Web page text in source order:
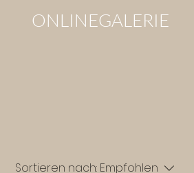
ONLINEGALERIE
Sortieren nach: Empfohlen